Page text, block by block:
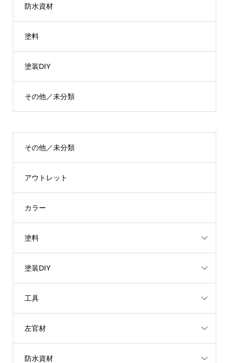
防水資材
塗料
塗装DIY
その他／未分類
その他／未分類
アウトレット
カラー
塗料
塗装DIY
工具
左官材
防水資材